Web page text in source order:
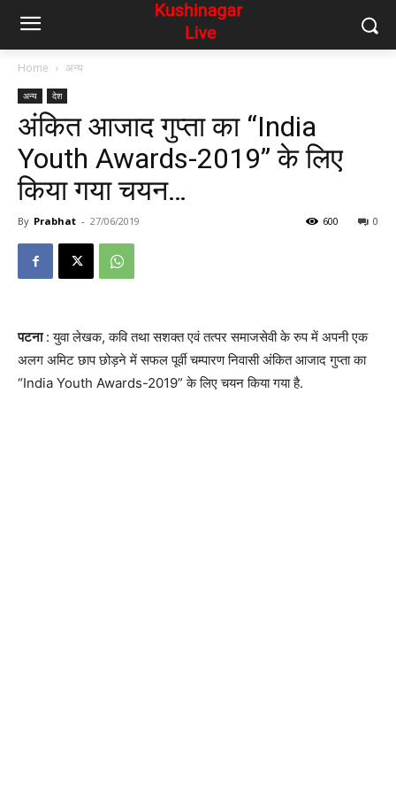
Home अन्य
अन्य देश
अंकित आजाद गुप्ता का “India
Youth Awards-2019” के लिए
किया गया चयन…
By Prabhat - 27/06/2019 0
600
पटना: युवा लेखक, कवि तथा सशक्त एवं तत्पर समाजसेवी के रुप में अपनी एक
अलग अमिट छाप छोड़ने में सफल पूर्वी चम्पारण निवासी अंकित आजाद गुप्ता का
“India Youth Awards-2019” के लिए चयन किया गया है.